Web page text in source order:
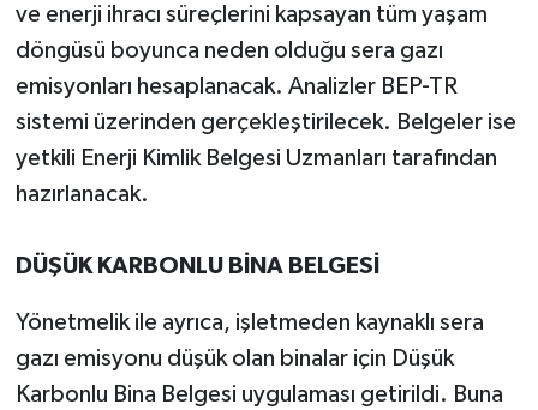
ve enerji ihracı süreçlerini kapsayan tüm yaşam
döngüsü boyunca neden olduğu sera gazı
emisyonları hesaplanacak. Analizler BEP-TR
sistemi üzerinden gerçekleştirilecek. Belgeler ise
yetkili Enerji Kimlik Belgesi Uzmanları tarafından
hazırlanacak.
DÜŞÜK KARBONLU BİNA BELGESİ
Yönetmelik ile ayrıca, işletmeden kaynaklı sera
gazı emisyonu düşük olan binalar için Düşük
Karbonlu Bina Belgesi uygulaması getirildi. Buna